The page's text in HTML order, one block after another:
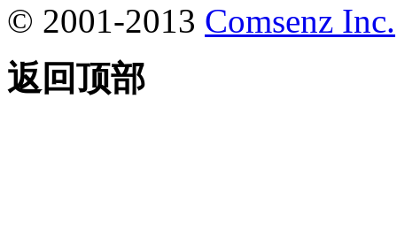
© 2001-2013 Comsenz Inc.
返回顶部